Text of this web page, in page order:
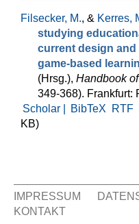
Filsecker, M., & Kerres,
studying
current design
game-based
(Hrsg.), Handbook
349-368). Frankfurt:
Scholar |
BibTeX RTF
KB)
IMPRESSUM
KONTAKT